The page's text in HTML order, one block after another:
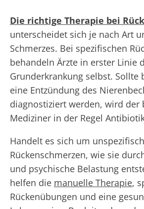
Die richtige Therapie bei
unterscheidet sich je nach Art
Schmerzes. Bei spezifischen
behandeln Ärzte in erster Linie
Grunderkrankung selbst. Sollte
eine Entzündung des
diagnostiziert werden, wird der
Mediziner in der Regel
Handelt es sich um
Rückenschmerzen, wie sie
und psychische Belastung
helfen die manuelle Therapie,
Rückenübungen und eine